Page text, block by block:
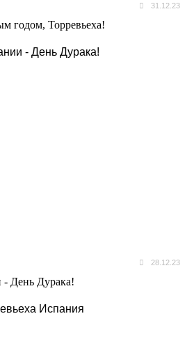
31.12.23
годом, Торревьеха!
28.12.23
- День Дурака!